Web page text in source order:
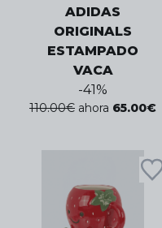
ADIDAS
ORIGINALS
ESTAMPADO
VACA
-41%
110.00€ ahora 65.00€